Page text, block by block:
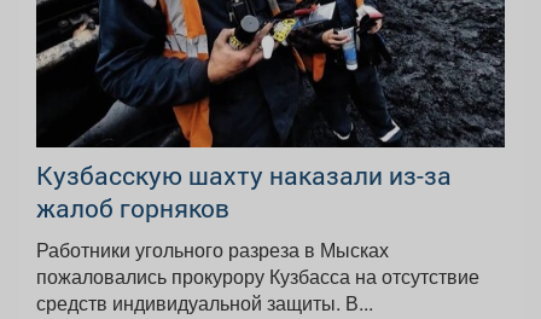
Кузбасскую шахту наказали из-за
жалоб горняков
Работники угольного разреза в Мысках
пожаловались прокурору Кузбасса на отсутствие
средств индивидуальной защиты. В...